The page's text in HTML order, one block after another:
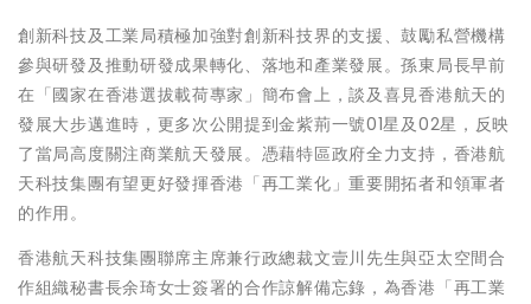
創新科技及工業局積極加強對創新科技界的支援、鼓勵私營機構
參與研發及推動研發成果轉化、落地和產業發展。孫東局長早前
在「國家在香港選拔載荷專家」簡布會上，談及喜見香港航天的
發展大步邁進時，更多次公開提到金紫荊一號01星及02星，反映
了當局高度關注商業航天發展。憑藉特區政府全力支持，香港航
天科技集團有望更好發揮香港「再工業化」重要開拓者和領軍者
的作用。
香港航天科技集團聯席主席兼行政總裁文壹川先生與亞太空間合
作組織秘書長余琦女士簽署的合作諒解備忘錄，為香港「再工業